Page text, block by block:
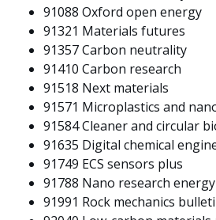
91088 Oxford open energy
91321 Materials futures
91357Carbon neutrality
91410 Carbon research
91518 Next materials
91571 Microplastics and
91584Cleaner and circular
91635 Digital chemical
91749 ECS sensors plus
91788 Nano research energy
91991 Rock mechanics